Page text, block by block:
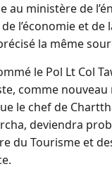
au ministère de
l’économie et de
la même
le Pol Lt Col
comme nouveau
le chef de
deviendra
du Tourisme et